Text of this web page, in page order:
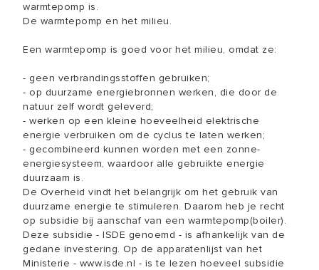
warmtepomp is.
De warmtepomp en het milieu.
Een warmtepomp is goed voor het milieu, omdat ze:
- geen verbrandingsstoffen gebruiken;
- op duurzame energiebronnen werken, die door de
natuur zelf wordt geleverd;
- werken op een kleine hoeveelheid elektrische
energie verbruiken om de cyclus te laten werken;
- gecombineerd kunnen worden met een zonne-
energiesysteem, waardoor alle gebruikte energie
duurzaam is.
De Overheid vindt het belangrijk om het gebruik van
duurzame energie te stimuleren. Daarom heb je recht
op subsidie bij aanschaf van een warmtepomp(boiler).
Deze subsidie - ISDE genoemd - is afhankelijk van de
gedane investering. Op de apparatenlijst van het
Ministerie - www.isde.nl - is te lezen hoeveel subsidie